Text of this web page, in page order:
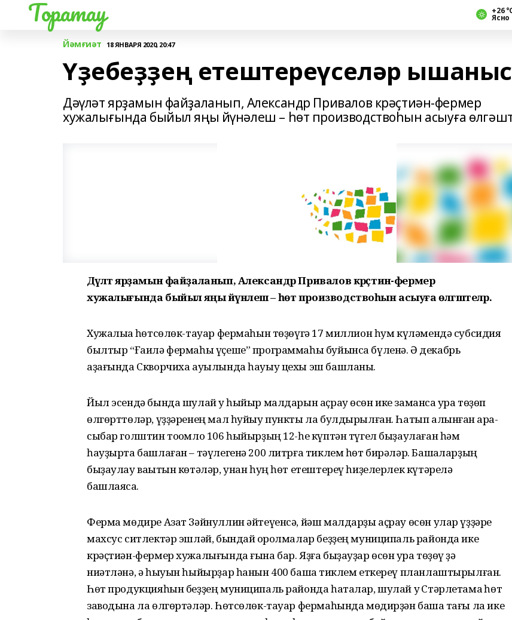
Торатау +26
Ясно
Йәмғиәт 18 ЯНВАРЯ 2020, 20:47
Үҙебеҙҙең етештереүселәр
Дәүләт ярҙамын файҙаланып, Александр Привалов крәҫтиән-фермер
хужалығында быйыл яңы йүнәлеш – һөт производствоһын асыуға
Дәүләт ярҙамын файҙаланып, Александр Привалов крәҫтиән-фермер
хужалығында быйыл яңы йүнәлеш – һөт производствоһын асыуға өлгәштеләр.
Хужалыҡҡа һөтсөлөк-тауар фермаһын төҙөүгә 17 миллион һум күләмендә субсидия
былтыр “Ғаилә фермаһы үҫеше” программаһы буйынса бүленә. Ә декабрь
аҙағында Скворчиха ауылында һауыу цехы эш башланы.
Йыл эсендә бында шулай уҡ һыйыр малдарын аҫрау өсөн ике заманса ҡура төҙөп
өлгөрттөләр, үҙҙәренең мал һуйыу пункты ла булдырылған. Һатып алынған ҡара-
сыбар голштин тоҡомло 106 һыйырҙың 12-һе күптән түгел быҙаулаған һәм
һауҙырта башлаған – тәүлегенә 200 литрға тиклем һөт бирәләр. Башҡаларҙың
быҙаулау ваҡытын көтәләр, унан һуң һөт етештереү һиҙелерлек күтәрелә
башлаясаҡ.
Ферма мөдире Азат Зәйнуллин әйтеүенсә, йәш малдарҙы аҫрау өсөн улар үҙҙәре
махсус ситлектәр эшләй, бындай ҡоролмалар беҙҙең муниципаль районда ике
крәҫтиән-фермер хужалығында ғына бар. Яҙға быҙауҙар өсөн ҡура төҙөү ҙә
ниәтләнә, ә һыуын һыйырҙар һанын 400 башҡа тиклем еткереү планлаштырылған.
Һөт продукцияһын беҙҙең муниципаль районда һаталар, шулай уҡ Стәрлетамаҡ һөт
заводына ла өлгөртәләр. Һөтсөлөк-тауар фермаһында мөдирҙән башҡа тағы ла ике